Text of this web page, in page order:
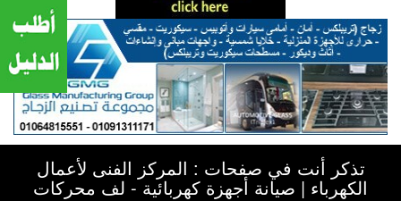
تذكر أنت في صفحات : المركز الفنى لأعمال
الكهرباء | صيانة أجهزة كهربائية - لف محركات